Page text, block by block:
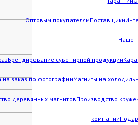
Оптовым покупателямПоставщики
Наше
Брендирование сувенирной продукции
заказ по фотографииМагниты на
деревянных магнитовПроизводство
компании